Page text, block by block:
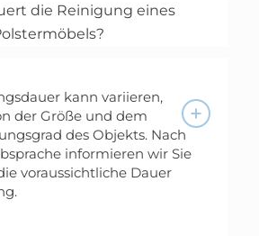
die Reinigung eines
kann variieren,
der Größe und dem
des Objekts. Nach
informieren wir Sie
voraussichtliche Dauer